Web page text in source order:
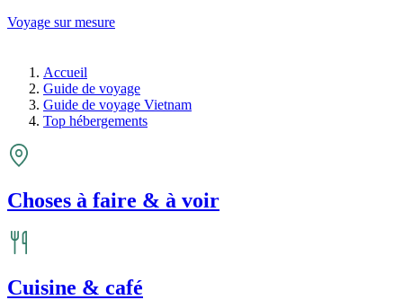
Voyage sur mesure
Accueil
Guide de voyage
Guide de voyage Vietnam
Top hébergements
Choses à faire & à voir
Cuisine & café